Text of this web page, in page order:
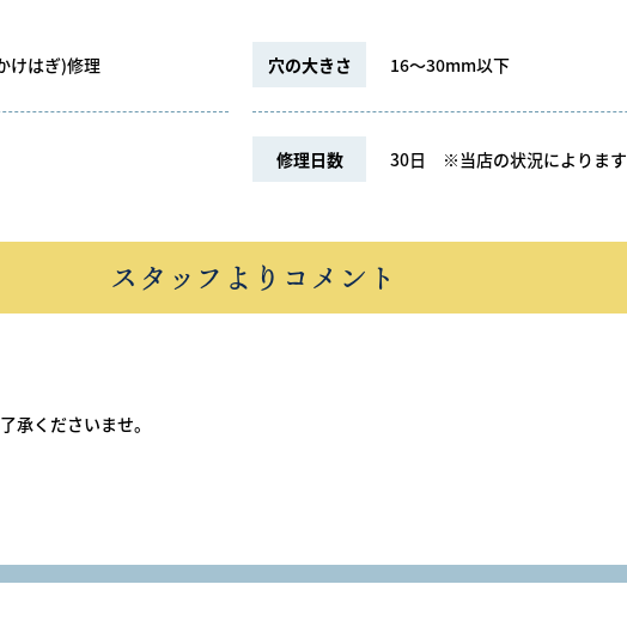
けはぎ)修理 穴の大きさ 16～30mm以下
修理日数 30日 ※当店の状況によります
スタッフよりコメント
承くださいませ。